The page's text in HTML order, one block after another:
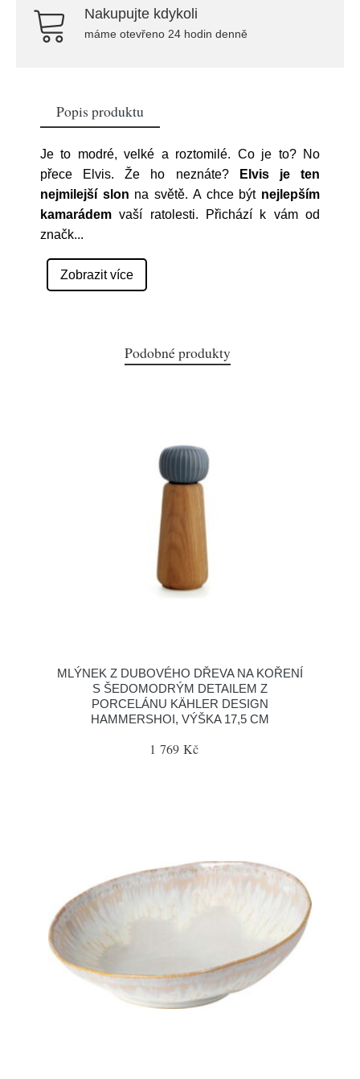
Nakupujte kdykoli
máme otevřeno 24 hodin denně
Popis produktu
Je to modré, velké a roztomilé. Co je to? No
přece Elvis. Že ho neznáte?
Elvis je ten
nejmilejší slon na světě. A chce být nejlepším
kamarádem vaší ratolesti. Přichází k vám od
značk...
Zobrazit více
Podobné produkty
MLÝNEK Z DUBOVÉHO DŘEVA NA KOŘENÍ
S ŠEDOMODRÝM DETAILEM Z
PORCELÁNU KÄHLER DESIGN
HAMMERSHOI, VÝŠKA 17,5 CM
1 769 Kč